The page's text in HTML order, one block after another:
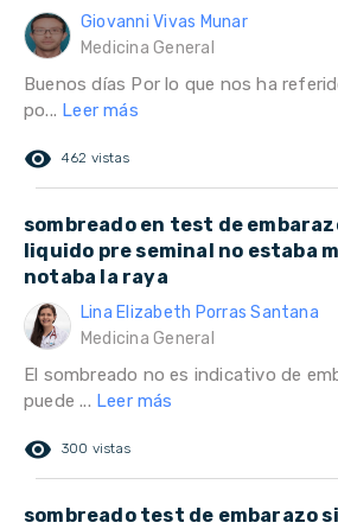
Giovanni Vivas Munar
Medicina General
Buenos días Por lo que nos ha
po... Leer más
remove_red_eye 462 vistas
sombreado en test de
liquido pre seminal no estaba
notaba la raya
Lina Elizabeth Porras Santana
Medicina General
El sombreado no es indicativo de
puede ... Leer más
remove_red_eye 300 vistas
sombreado test de embarazo